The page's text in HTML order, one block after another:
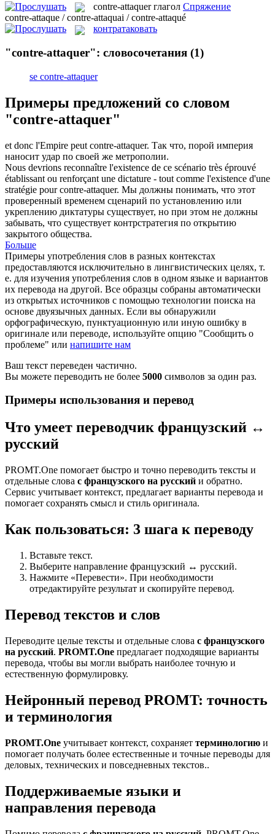
contre-attaquer глагол Спряжение
contre-attaque / contre-attaquai / contre-attaqué
контратаковать
"contre-attaquer": словосочетания (1)
se contre-attaquer
Примеры предложений со словом
"contre-attaquer"
et donc l'Empire peut contre-attaquer. Так что, порой империя
наносит удар по своей же метрополии.
Nous devrions reconnaître l'existence de ce scénario très éprouvé
établissant ou renforçant une dictature - tout comme l'existence d'une
stratégie pourcontre-attaquer. Мы должны понимать, что этот
проверенный временем сценарий по установлению или
укреплению диктатуры существует, но при этом не должны
забывать, что существует контрстратегия по открытию
закрытого общества.
Больше
Примеры употребления слов в разных контекстах
предоставляются исключительно в лингвистических целях, т.
е. для изучения употребления слов в одном языке и вариантов
их перевода на другой. Все образцы собраны автоматически
из открытых источников с помощью технологии поиска на
основе двуязычных данных. Если вы обнаружили
орфографическую, пунктуационную или иную ошибку в
оригинале или переводе, используйте опцию "Сообщить о
проблеме" или напишите нам
Ваш текст переведен частично.
Вы можете переводить не более 5000 символов за один раз.
Примеры использования и перевод
Что умеет переводчик французский ↔
русский
PROMT.One помогает быстро и точно переводить тексты и
отдельные слова с французского на русский и обратно.
Сервис учитывает контекст, предлагает варианты перевода и
помогает сохранять смысл и стиль оригинала.
Как пользоваться: 3 шага к переводу
Вставьте текст.
Выберите направление французский ↔ русский.
Нажмите «Перевести». При необходимости
отредактируйте результат и скопируйте перевод.
Перевод текстов и слов
Переводите целые тексты и отдельные слова с французского
на русский. PROMT.One предлагает подходящие варианты
перевода, чтобы вы могли выбрать наиболее точную и
естественную формулировку.
Нейронный перевод PROMT: точность
и терминология
PROMT.One учитывает контекст, сохраняет терминологию и
помогает получать более естественные и точные переводы для
деловых, технических и повседневных текстов..
Поддерживаемые языки и
направления перевода